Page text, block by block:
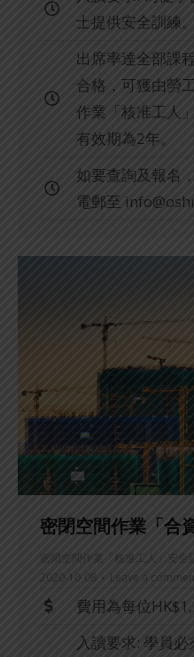
士提供安全訓練。
出席率達全部課
合格，可獲由勞
作業「核准工人
有效期為2年。
如要查詢及報名
電郵至
密閉空間作業「合
密閉空間作業「核准工人」安全
2020-10-08
Leave a
費用為每位
入讀要求: 學員